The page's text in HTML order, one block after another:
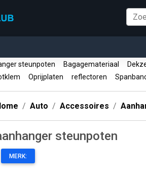
steunpoten Bagagemateriaal
Oprijplaten reflectoren
Auto Accessoires
steunpoten
MERK: